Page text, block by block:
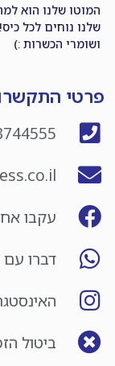
המוטו שלנו הוא
שלנו נוחים לכל
ושומרי הכשרות :)
פרטי
עקבו
דברו עם
ביטול